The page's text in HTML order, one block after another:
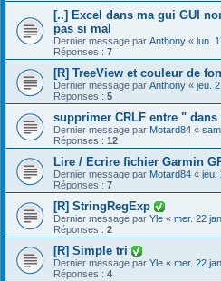
[..] Excel dans ma gui GUI
pas si mal
Dernier message par Anthony « lun.
Réponses : 7
[R] TreeView et couleur de
Dernier message par Anthony « jeu.
Réponses : 5
supprimer CRLF entre "
Dernier message par Motard84 «
Réponses : 12
Lire / Ecrire fichier Garmin
Dernier message par Motard84 « jeu.
Réponses : 7
[R] StringRegExp
Dernier message par Yle « mer. 22
Réponses : 2
[R] Simple tri
Dernier message par Yle « mer. 22
Réponses : 4